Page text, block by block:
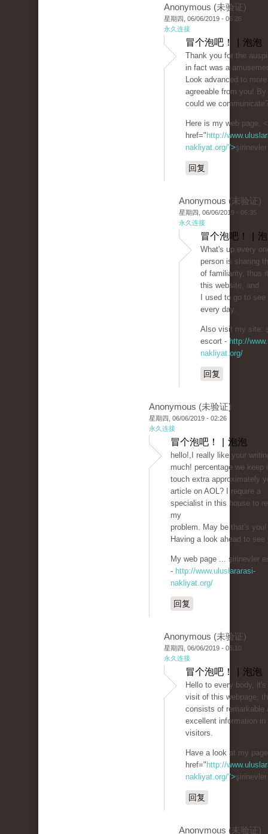
Anonymous (未验证)
星期四, 06/06/2019 - 06:26
永久连接
冒个泡吧！ | 泡泡
Thank you for the
in fact was a
Look advanced to
agreeable from you!
could we
Here is my web page;
href=" http://
nakliyat.org/">
回复
Anonymous (未验证)
星期四, 06/06/2019 - 06:35
永久连接
冒个泡吧！ |
What's up every
person is sharing
of familiarity, thus
this website, and
I used to go to
every day.
Also visit my site:
escort - http://
nakliyat.org/
回复
Anonymous (未验证)
星期四, 06/06/2019 - 02:26
永久连接
冒个泡吧！ | 泡泡
hello!,I really like your
much! percentage we keep
touch extra approximately
article on AOL? I require a
specialist in this house to
my
problem. May be that's you!
Having a look ahead to see
My web page ... şirinevler
- http://www.uluslararasi-
nakliyat.org/
回复
Anonymous (未验证)
星期四, 06/06/2019 - 05:10
永久连接
冒个泡吧！ | 泡泡
Hello to every body,
visit of this webpage;
consists of remarkable
excellent information in
visitors.
Have a look at my
href=" http://
nakliyat.org/">
回复
Anonymous (未验证)